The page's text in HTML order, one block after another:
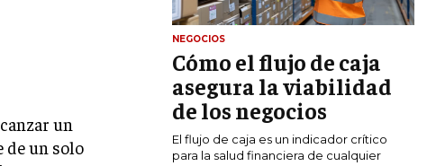
TRANSFORMACIÓN DIGITAL
ANALÍTICA EMPRESARIAL Y BUSINESS
INTELLIGENCE
CIBERSEGURIDAD EMPRESARIAL
ESTRATEGIA
EMPRESAS FAMILIARES Y SUCESIÓN
un
de un solo
NEGOCIOS
Cómo el flujo de caja
asegura la viabilidad
de los negocios
El flujo de caja es un indicador crítico
para la salud financiera de cualquier